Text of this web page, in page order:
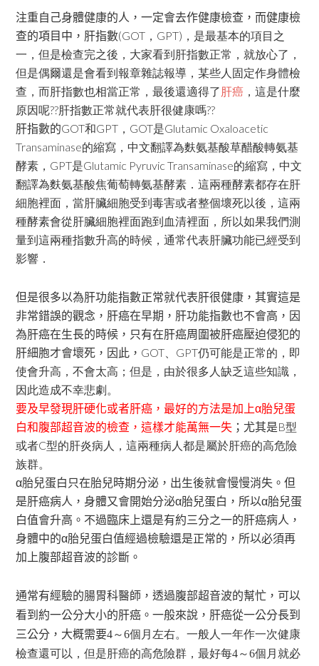
注重自己身體健康的人，一定會去作健康檢查，而健康檢
查的項目中，肝指數(GOT，GPT)，是最基本的項目之
一，但是檢查完之後，大家看到肝指數正常，就放心了，
但是偶爾還是會看到報章雜誌報導，某些人固定作身體檢
查，而肝指數也相當正常，最後還適得了 肝癌 ，這是什麼
原因呢??肝指數正常就代表肝很健康嗎??
肝指數的GOT和GPT，GOT是Glutamic Oxaloacetic
Transaminase的縮寫，中文翻譯為麩氨基酸草醋酸轉氨基
酵素，GPT是Glutamic Pyruvic Transaminase的縮寫，中文
翻譯為麩氨基酸焦葡萄轉氨基酵素．這兩種酵素都存在肝
細胞裡面，當肝臟細胞受到毒害或者整個壞死以後，這兩
種酵素會從肝臟細胞裡面跑到血清裡面，所以如果我們測
量到這兩種指數升高的時候，通常代表肝臟功能已經受到
影響．
但是很多以為肝功能指數正常就代表肝很健康，其實這是
非常錯誤的觀念，肝癌在早期，肝功能指數也不會高，因
為肝癌在生長的時候，只有在肝癌周圍被肝癌壓迫侵犯的
肝細胞才會壞死，因此， GOT、GPT仍可能是正常的，即
使會升高，不會太高；但是，由於很多人缺乏這些知識，
因此造成不幸悲劇。
要及早發現肝硬化或者肝癌，最好的方法是加上α胎兒蛋
白和腹部超音波的檢查，這樣才能萬無一失 ；尤其是B型
或者C型的肝炎病人，這兩種病人都是屬於肝癌的高危險
族群。
α胎兒蛋白只在胎兒時期分泌，出生後就會慢慢消失。但
是肝癌病人，身體又會開始分泌α胎兒蛋白，所以α胎兒蛋
白值會升高。不過臨床上還是有約三分之一的肝癌病人，
身體中的α胎兒蛋白值經過檢驗還是正常的，所以必須再
加上腹部超音波的診斷。
通常有經驗的腸胃科醫師，透過腹部超音波的幫忙，可以
看到約一公分大小的肝癌。一般來說，肝癌從一公分長到
三公分，大概需要4～6個月左右。一般人一年作一次健康
檢查還可以，但是肝癌的高危險群，最好每4～6個月就必